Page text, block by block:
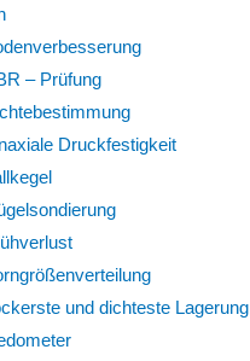
– Prüfung
Druckfestigkeit
und dichteste Lagerung